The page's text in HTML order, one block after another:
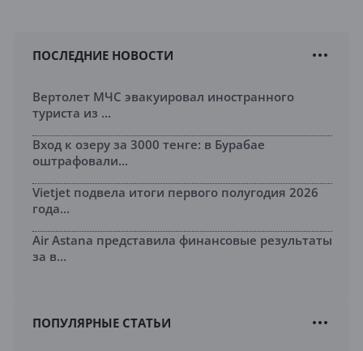
ПОСЛЕДНИЕ НОВОСТИ
Вертолет МЧС эвакуировал иностранного
туриста из ...
Вход к озеру за 3000 тенге: в Бурабае
оштрафовали...
Vietjet подвела итоги первого полугодия 2026
года...
Air Astana представила финансовые результаты
за в...
ПОПУЛЯРНЫЕ СТАТЬИ